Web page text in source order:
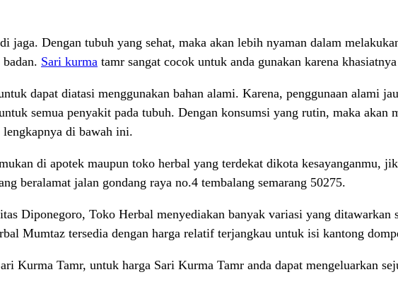
jaga. Dengan tubuh yang sehat, maka akan lebih nyaman dalam
Sari kurma tamr sangat cocok untuk anda gunakan karena
dapat diatasi menggunakan bahan alami. Karena, penggunaan alami
semua penyakit pada tubuh. Dengan konsumsi yang rutin, maka akan
di bawah ini.
di apotek maupun toko herbal yang terdekat dikota kesayanganmu,
beralamat jalan gondang raya no.4 tembalang semarang 50275.
Diponegoro, Toko Herbal menyediakan banyak variasi yang
Mumtaz tersedia dengan harga relatif terjangkau untuk isi kantong
Kurma Tamr, untuk harga Sari Kurma Tamr anda dapat mengeluarkan